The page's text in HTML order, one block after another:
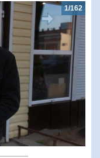
1/162